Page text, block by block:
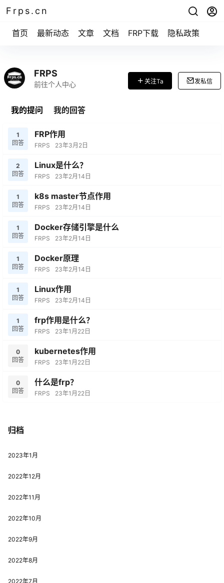
Frps.cn
首页 最新动态 文章 文档 FRP下载 隐私政策
FRPS
前往个人中心 关注Ta 发私信
我的提问 我的回答
1
回答
FRP作用
FRPS 23年3月2日
2
回答
Linux是什么？
FRPS 23年2月14日
1
回答
k8s master节点作用
FRPS 23年2月14日
1
回答
Docker存储引擎是什么
FRPS 23年2月14日
1
回答
Docker原理
FRPS 23年2月14日
1
回答
Linux作用
FRPS 23年2月14日
1
回答
frp作用是什么？
FRPS 23年1月22日
0
回答
kubernetes作用
FRPS 23年1月22日
0
回答
什么是frp？
FRPS 23年1月22日
归档
2023年1月
2022年12月
2022年11月
2022年10月
2022年9月
2022年8月
2022年7月